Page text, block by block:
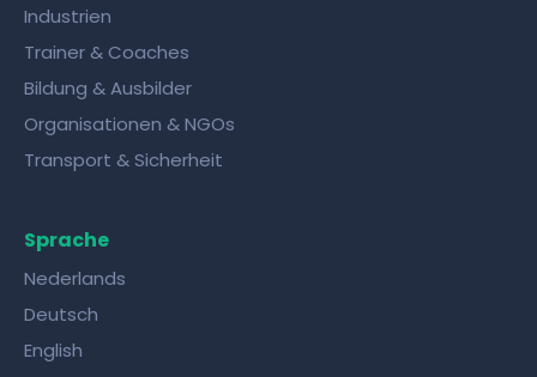
Industrien
Trainer & Coaches
Bildung & Ausbilder
Organisationen & NGOs
Transport & Sicherheit
Sprache
Nederlands
Deutsch
English